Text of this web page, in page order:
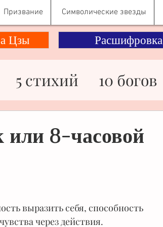
Призвание Символические звезды
Цзы Расшифровка
5 стихий
10 богов
звезды
8-часовой
выразить себя, способность
через действия.